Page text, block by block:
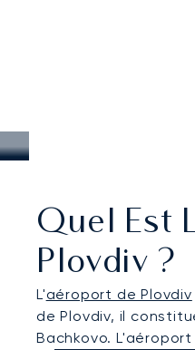
Quel Est
Plovdiv ?
L'aéroport de Plovdiv
de Plovdiv, il
Bachkovo.